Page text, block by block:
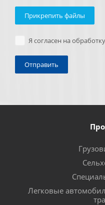
Прикрепить файлы
Я согласен на
Легковые